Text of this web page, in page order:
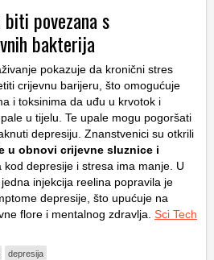
povezana s
bakterija
pokazuje da kronični stres
crijevnu barijeru, što omogućuje
i toksinima da uđu u krvotok i
u tijelu. Te upale mogu pogoršati
depresiju. Znanstvenici su otkrili
u obnovi crijevne sluznice i
kod depresije i stresa ima manje. U
injekcija reelina popravila je
depresije, što upućuje na
flore i mentalnog zdravlja. Sci Tech
depresija